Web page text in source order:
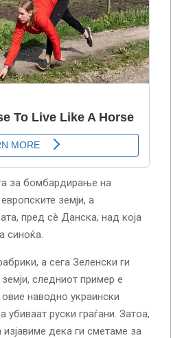
за бомбардирање на
земји, а
пред сè Данска, над која
синоќа.
а сега Зеленски ги
следниот пример е
наводно украински
руски граѓани. Затоа,
дека ги сметаме за